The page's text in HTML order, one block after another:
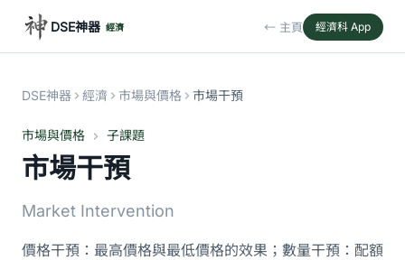
DSE神器 經濟 ← 主頁 經濟科 App
DSE神器 經濟 市場與價格 市場干預
市場與價格 子課題
市場干預
Market Intervention
價格干預：最高價格與最低價格的效果；數量干預：配額